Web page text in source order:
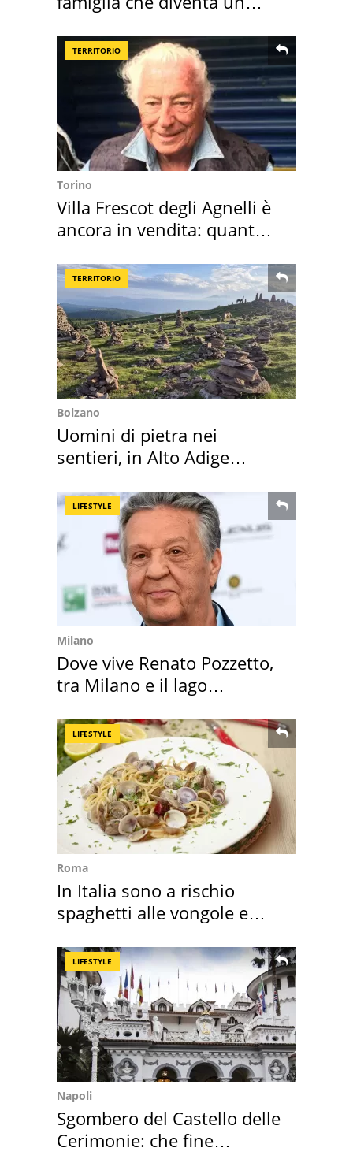
TERRITORIO
Torino
Villa Frescot degli Agnelli è
ancora in vendita: quanto
TERRITORIO
Bolzano
Uomini di pietra nei
sentieri, in Alto Adige
LIFESTYLE
Milano
Dove vive Renato Pozzetto,
tra Milano e il lago
LIFESTYLE
Roma
In Italia sono a rischio
spaghetti alle vongole e
LIFESTYLE
Napoli
Sgombero del Castello delle
Cerimonie: che fine